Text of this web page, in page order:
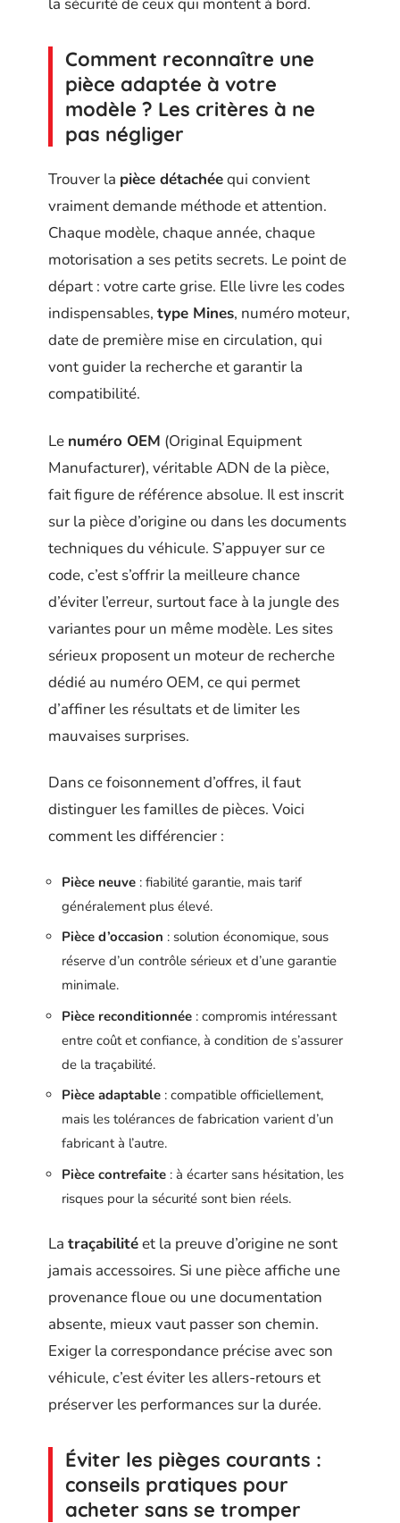
Comment reconnaître une
pièce adaptée à votre
modèle ? Les critères à ne
pas négliger
Trouver la pièce détachéequi convient
vraiment demande méthode et attention.
Chaque modèle, chaque année, chaque
motorisation a ses petits secrets. Le point de
départ : votre carte grise. Elle livre les codes
indispensables, type Mines, numéro moteur,
date de première mise en circulation, qui
vont guider la recherche et garantir la
compatibilité.
Le numéro OEM (Original Equipment
Manufacturer), véritable ADN de la pièce,
fait figure de référence absolue. Il est inscrit
sur la pièce d’origine ou dans les documents
techniques du véhicule. S’appuyer sur ce
code, c’est s’offrir la meilleure chance
d’éviter l’erreur, surtout face à la jungle des
variantes pour un même modèle. Les sites
sérieux proposent un moteur de recherche
dédié au numéro OEM, ce qui permet
d’affiner les résultats et de limiter les
mauvaises surprises.
Dans ce foisonnement d’offres, il faut
distinguer les familles de pièces. Voici
comment les différencier :
Pièce neuve : fiabilité garantie, mais tarif
généralement plus élevé.
Pièce d’occasion : solution économique, sous
réserve d’un contrôle sérieux et d’une garantie
minimale.
Pièce reconditionnée : compromis intéressant
entre coût et confiance, à condition de s’assurer
de la traçabilité.
Pièce adaptable : compatible officiellement,
mais les tolérances de fabrication varient d’un
fabricant à l’autre.
Pièce contrefaite : à écarter sans hésitation, les
risques pour la sécurité sont bien réels.
La traçabilitéet la preuve d’origine ne sont
jamais accessoires. Si une pièce affiche une
provenance floue ou une documentation
absente, mieux vaut passer son chemin.
Exiger la correspondance précise avec son
véhicule, c’est éviter les allers-retours et
préserver les performances sur la durée.
Éviter les pièges courants :
conseils pratiques pour
acheter sans se tromper